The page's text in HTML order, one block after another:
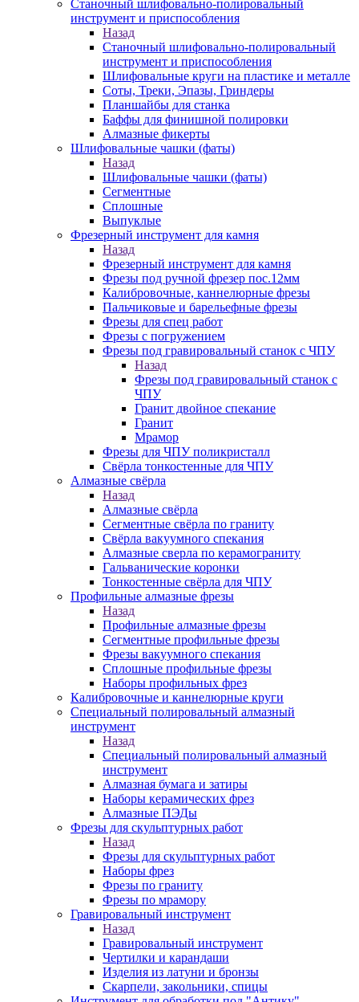
Станочный шлифовально-полировальный
инструмент и приспособления
Назад
Станочный шлифовально-полировальный
инструмент и приспособления
Шлифовальные круги на пластике и металле
Соты, Треки, Эпазы, Гриндеры
Планшайбы для станка
Баффы для финишной полировки
Алмазные фикерты
Шлифовальные чашки (фаты)
Назад
Шлифовальные чашки (фаты)
Сегментные
Сплошные
Выпуклые
Фрезерный инструмент для камня
Назад
Фрезерный инструмент для камня
Фрезы под ручной фрезер пос.12мм
Калибровочные, каннелюрные фрезы
Пальчиковые и барельефные фрезы
Фрезы для спец работ
Фрезы с погружением
Фрезы под гравировальный станок с ЧПУ
Назад
Фрезы под гравировальный станок с
ЧПУ
Гранит двойное спекание
Гранит
Мрамор
Фрезы для ЧПУ поликристалл
Свёрла тонкостенные для ЧПУ
Алмазные свёрла
Назад
Алмазные свёрла
Сегментные свёрла по граниту
Свёрла вакуумного спекания
Алмазные сверла по керамограниту
Гальванические коронки
Тонкостенные свёрла для ЧПУ
Профильные алмазные фрезы
Назад
Профильные алмазные фрезы
Сегментные профильные фрезы
Фрезы вакуумного спекания
Сплошные профильные фрезы
Наборы профильных фрез
Калибровочные и каннелюрные круги
Специальный полировальный алмазный
инструмент
Назад
Специальный полировальный алмазный
инструмент
Алмазная бумага и затиры
Наборы керамических фрез
Алмазные ПЭДы
Фрезы для скульптурных работ
Назад
Фрезы для скульптурных работ
Наборы фрез
Фрезы по граниту
Фрезы по мрамору
Гравировальный инструмент
Назад
Гравировальный инструмент
Чертилки и карандаши
Изделия из латуни и бронзы
Скарпели, закольники, спицы